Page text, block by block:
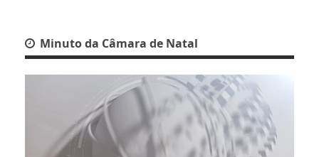
Minuto da Câmara de Natal